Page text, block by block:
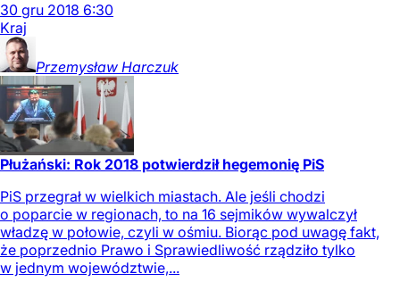
30 gru 2018 6:30
Kraj
Przemysław Harczuk
Płużański: Rok 2018 potwierdził hegemonię PiS
PiS przegrał w wielkich miastach. Ale jeśli chodzi
o poparcie w regionach, to na 16 sejmików wywalczył
władzę w połowie, czyli w ośmiu. Biorąc pod uwagę fakt,
że poprzednio Prawo i Sprawiedliwość rządziło tylko
w jednym województwie,...